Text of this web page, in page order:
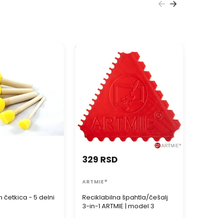
četkica - 5 delni
Reciklabilna špahtla/češalj 3-
in-1 ARTMIE | model 3
Reciklabilna špahtla/češalj
3-in-1 ARTMIE | model 3
329 RSD
ARTMIE®